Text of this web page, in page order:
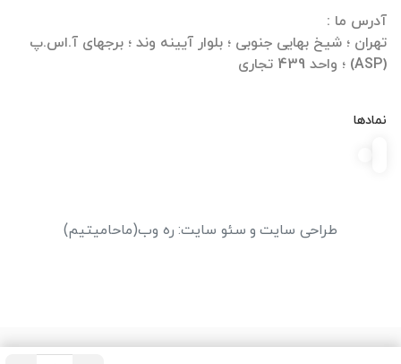
تهران ؛ شیخ بهایی جنوبی ؛ بلوار آیینه وند ؛ برجهای آ.اس.پ
(ASP) ؛ واحد 439 تجاری
نمادها
طراحی سایت و سئو سایت: ره وب(ماحامیتیم)